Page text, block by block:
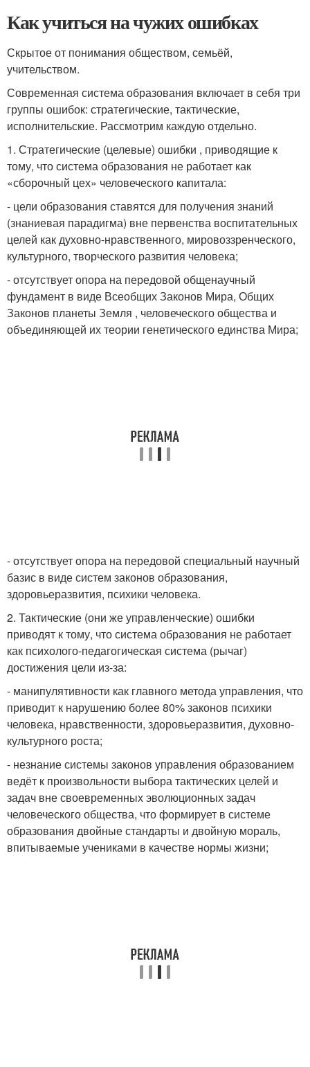
Как учиться на чужих ошибках
Скрытое от понимания обществом, семьёй,
учительством.
Современная система образования включает в себя три
группы ошибок: стратегические, тактические,
исполнительские. Рассмотрим каждую отдельно.
1. Стратегические (целевые) ошибки , приводящие к
тому, что система образования не работает как
«сборочный цех» человеческого капитала:
- цели образования ставятся для получения знаний
(знаниевая парадигма) вне первенства воспитательных
целей как духовно-нравственного, мировоззренческого,
культурного, творческого развития человека;
- отсутствует опора на передовой общенаучный
фундамент в виде Всеобщих Законов Мира, Общих
Законов планеты Земля , человеческого общества и
объединяющей их теории генетического единства Мира;
- отсутствует опора на передовой специальный научный
базис в виде систем законов образования,
здоровьеразвития, психики человека.
2. Тактические (они же управленческие) ошибки
приводят к тому, что система образования не работает
как психолого-педагогическая система (рычаг)
достижения цели из-за:
- манипулятивности как главного метода управления, что
приводит к нарушению более 80% законов психики
человека, нравственности, здоровьеразвития, духовно-
культурного роста;
- незнание системы законов управления образованием
ведёт к произвольности выбора тактических целей и
задач вне своевременных эволюционных задач
человеческого общества, что формирует в системе
образования двойные стандарты и двойную мораль,
впитываемые учениками в качестве нормы жизни;